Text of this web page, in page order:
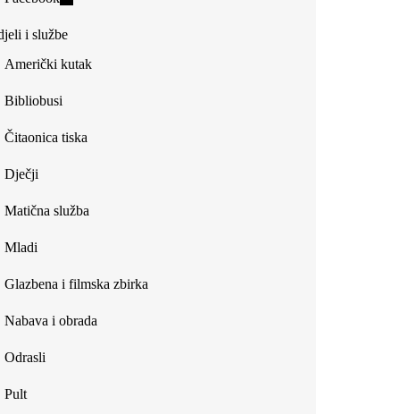
external)
external)
i službe
Američki kutak
Bibliobusi
Čitaonica tiska
Dječji
Matična služba
Mladi
Glazbena i filmska zbirka
Nabava i obrada
Odrasli
Pult